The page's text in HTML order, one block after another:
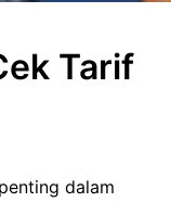
Tarif
dalam